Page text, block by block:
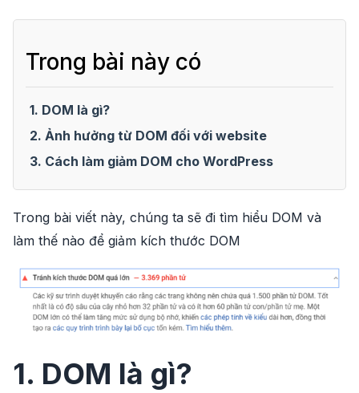
Trong bài này có
1. DOM là gì?
2. Ảnh hưởng từ DOM đối với website
3. Cách làm giảm DOM cho WordPress
Trong bài viết này, chúng ta sẽ đi tìm hiểu DOM và
làm thế nào để giảm kích thước DOM
1. DOM là gì?